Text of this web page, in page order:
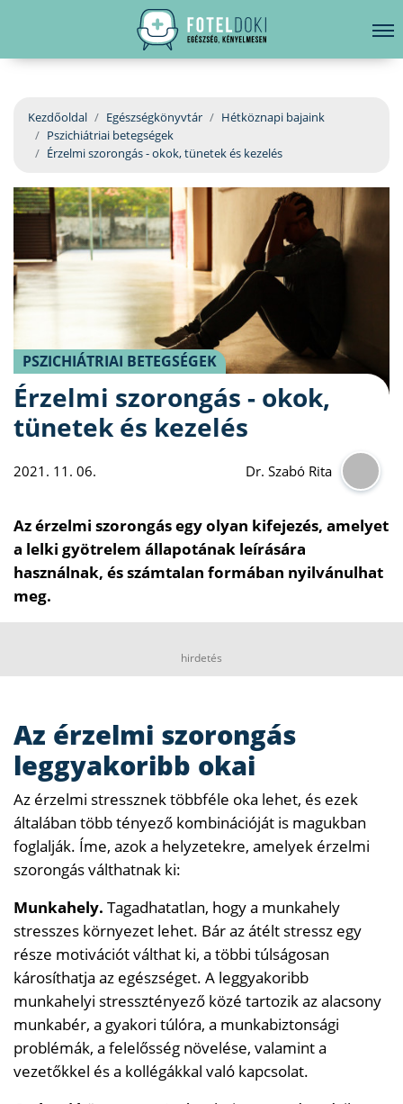
EGÉSZSÉGKÖNYVTÁR
BETEGSÉGKALAUZ
ÜGYELETKERESŐ
ORVOS VÁLASZOL
ORVOSKERESŐ
hirdetés
Kezdőoldal Egészségkönyvtár
Hétköznapi bajaink
Pszichiátriai betegségek
Érzelmi szorongás - okok, tünetek és kezelés
PSZICHIÁTRIAI BETEGSÉGEK
Érzelmi szorongás - okok,
tünetek és kezelés
2021. 11. 06. Dr. Szabó Rita
Az érzelmi szorongás egy olyan kifejezés, amelyet
a lelki gyötrelem állapotának leírására
használnak, és számtalan formában nyilvánulhat
meg.
hirdetés
Az érzelmi szorongás
leggyakoribb okai
Az érzelmi stressznek többféle oka lehet, és ezek
általában több tényező kombinációját is magukban
foglalják. Íme, azok a helyzetekre, amelyek érzelmi
szorongás válthatnak ki:
Munkahely. Tagadhatatlan, hogy a munkahely
stresszes környezet lehet. Bár az átélt stressz egy
része motivációt válthat ki, a többi túlságosan
károsíthatja az egészséget. A leggyakoribb
munkahelyi stressztényező közé tartozik az alacsony
munkabér, a gyakori túlóra, a munkabiztonsági
problémák, a felelősség növelése, valamint a
vezetőkkel és a kollégákkal való kapcsolat.